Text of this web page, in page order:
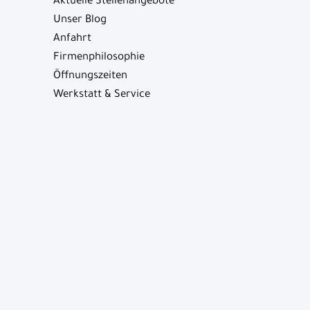
Unser Blog
Anfahrt
Firmenphilosophie
Öffnungszeiten
Werkstatt & Service